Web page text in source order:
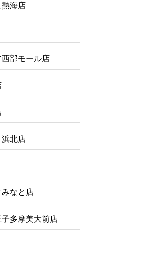
海店
部モール店
北店
なと店
多摩美大前店